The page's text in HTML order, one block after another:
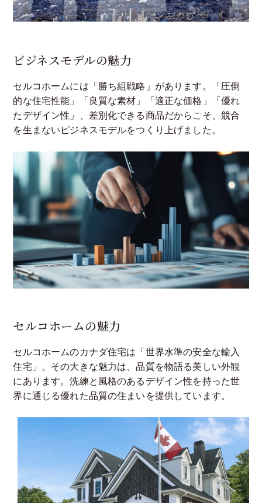
ビジネスモデルの魅力
セルコホームには「勝ち組戦略」があります。「圧倒
的な住宅性能」「良質な素材」「適正な価格」「優れ
たデザイン性」、差別化できる商品だからこそ、競合
を生まないピジネスモデルをつくり上げました。
セルコホームの魅力
セルコホームのカナダ住宅は「世界水準の安全な輸入
住宅」。その大きな魅力は、品質を物語る美しい外観
にあります。洗練と風格のあるデザイン性を持った世
界に通じる優れた品質の住まいを提供しています。